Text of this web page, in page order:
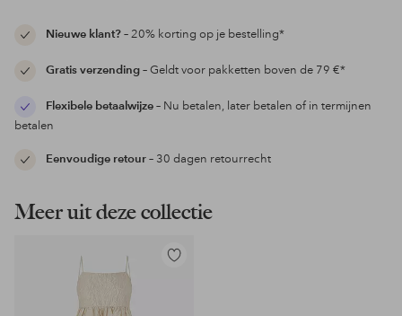
Nieuwe klant?– 20% korting op je bestelling*
Gratis verzending– Geldt voor pakketten boven de 79 €*
Flexibele betaalwijze– Nu betalen, later betalen of in termijnen
betalen
Eenvoudige retour– 30 dagen retourrecht
Meer uit deze collectie
Toevoegen